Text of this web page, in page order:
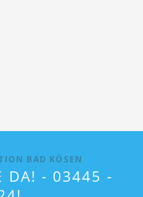
BAD KÖSEN
DA! - 03445 -